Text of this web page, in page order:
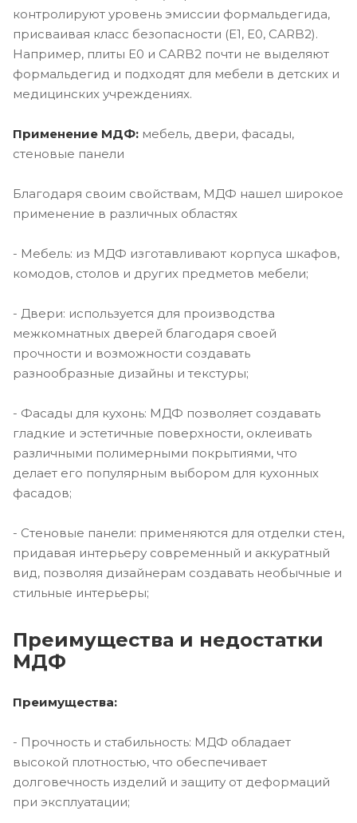
контролируют уровень эмиссии формальдегида,
присваивая класс безопасности (E1, E0, CARB2).
Например, плиты E0 и CARB2 почти не выделяют
формальдегид и подходят для мебели в детских и
медицинских учреждениях.
Применение МДФ: мебель, двери, фасады,
стеновые панели
Благодаря своим свойствам, МДФ нашел широкое
применение в различных областях
- Мебель: из МДФ изготавливают корпуса шкафов,
комодов, столов и других предметов мебели;
- Двери: используется для производства
межкомнатных дверей благодаря своей
прочности и возможности создавать
разнообразные дизайны и текстуры;
- Фасады для кухонь: МДФ позволяет создавать
гладкие и эстетичные поверхности, оклеивать
различными полимерными покрытиями, что
делает его популярным выбором для кухонных
фасадов;
- Стеновые панели: применяются для отделки стен,
придавая интерьеру современный и аккуратный
вид, позволяя дизайнерам создавать необычные и
стильные интерьеры;
Преимущества и недостатки
МДФ
Преимущества:
- Прочность и стабильность: МДФ обладает
высокой плотностью, что обеспечивает
долговечность изделий и защиту от деформаций
при эксплуатации;